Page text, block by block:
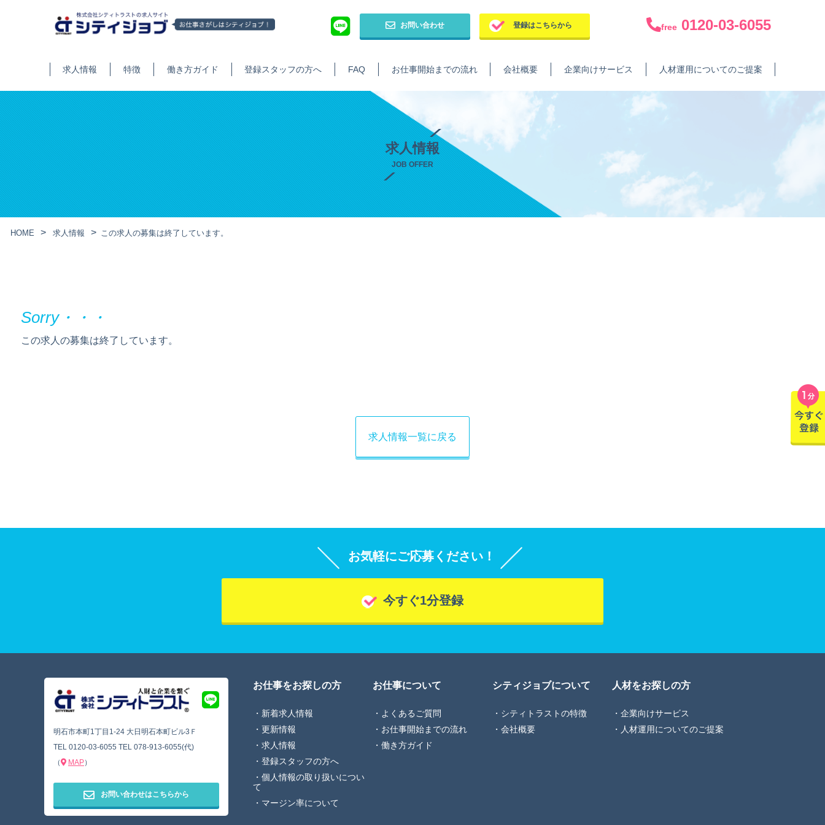
お問い合わせ 登録はこちらから free 0120-03-6055
求人情報 特徴 働き方ガイド 登録スタッフの方へ FAQ お仕事開始までの流れ 会社概要 企業向けサービス 人材運用についてのご提案
求人情報
JOB OFFER
HOME 求人情報 この求人の募集は終了しています。
この求人の募集は終了しています。
求人情報一覧に戻る
お気軽にご応募ください！
今すぐ1分登録
明石市本町1丁目1-24 大日明石本町ビル3Ｆ
TEL 0120-03-6055 TEL 078-913-6055(代)
（
MAP）
お問い合わせはこちらから
お仕事をお探しの方
新着求人情報
更新情報
求人情報
登録スタッフの方へ
個人情報の取り扱いについ
て
マージン率について
お仕事について
よくあるご質問
お仕事開始までの流れ
働き方ガイド
シティジョブについて
シティトラストの特徴
会社概要
人材をお探しの方
企業向けサービス
人材運用についてのご提案